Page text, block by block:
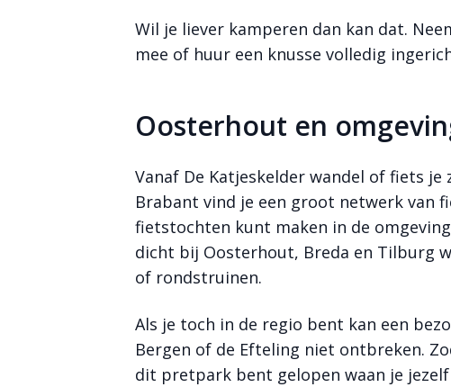
Wil je liever kamperen dan kan dat.
mee of huur een knusse volledig
Oosterhout en
Vanaf De Katjeskelder wandel of fiets je
Brabant vind je een groot netwerk van
fietstochten kunt maken in de
dicht bij Oosterhout, Breda en Tilburg
of rondstruinen.
Als je toch in de regio bent kan een
Bergen of de Efteling niet ontbreken.
dit pretpark bent gelopen waan je